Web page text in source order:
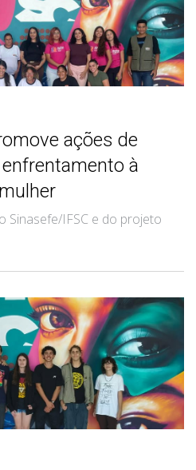
ações de
à
Sinasefe/IFSC e do projeto